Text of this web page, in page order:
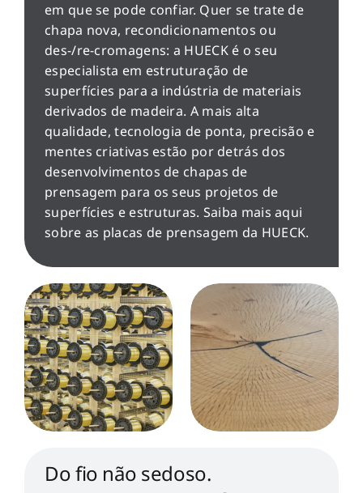
em que se pode confiar. Quer se trate de
chapa nova, recondicionamentos ou
des-/re-cromagens: a HUECK é o seu
especialista em estruturação de
superfícies para a indústria de materiais
derivados de madeira. A mais alta
qualidade, tecnologia de ponta, precisão e
mentes criativas estão por detrás dos
desenvolvimentos de chapas de
prensagem para os seus projetos de
superfícies e estruturas. Saiba mais aqui
sobre as placas de prensagem da HUECK.
Do fio não sedoso.